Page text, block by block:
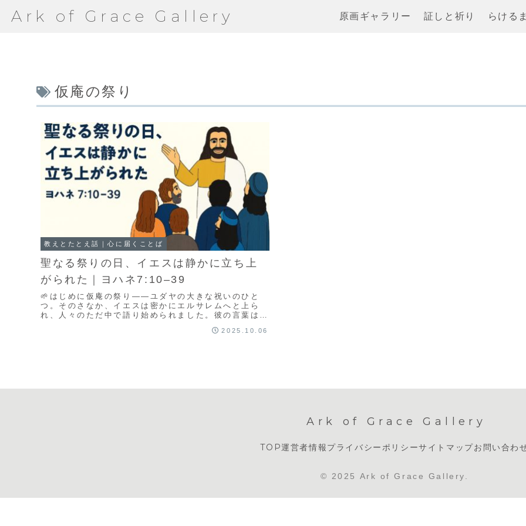
Ark of Grace Gallery 原画ギャラリー 証しと祈り らける
仮庵の祭り
教えとたとえ話｜心に届くことば
聖なる祭りの日、イエスは静かに立ち上
がられた｜ヨハネ7:10–39
🌱はじめに仮庵の祭り――ユダヤの大きな祝いのひと
つ。そのさなか、イエスは密かにエルサレムへと上ら
れ、人々のただ中で語り始められました。彼の言葉は、
2025.10.06
Ark of Grace Gallery
TOP運営者情報プライバシーポリシーサイトマップお問い合わ
© 2025 Ark of Grace Gallery.